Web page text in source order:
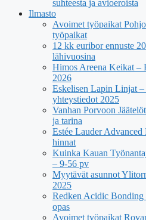
suhteesta ja avioeroista
Ilmasto
Avoimet työpaikat
työpaikat
12 kk euribor ennuste
lähivuosina
Himos Areena Keikat –
2026
Eskelisen Lapin Linjat
yhteystiedot 2025
Vanhan Porvoon
ja tarina
Estée Lauder
hinnat
Kuinka Kauan
– 9-56 pv
Myytävät asunnot
2025
Redken Acidic Bonding
opas
Avoimet työpaikat